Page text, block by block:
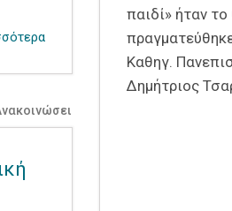
παιδί» ήταν
Καθηγ.
Δημήτριος